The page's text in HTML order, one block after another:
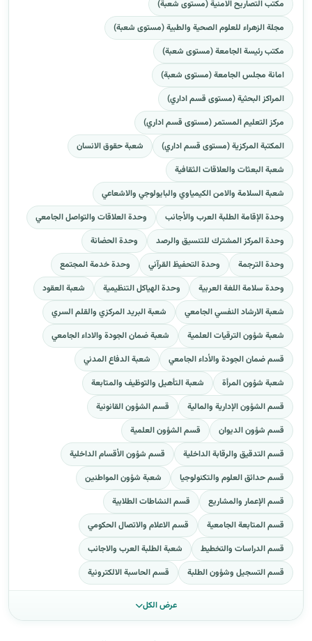
مكتب التصاريح الامنية (مستوى شعبة)
مجلة الزهراء للعلوم الصحية والطبية (مستوى شعبة)
مكتب رئيسة الجامعة (مستوى شعبة)
امانة مجلس الجامعة (مستوى شعبة)
المراكز البحثية (مستوى قسم اداري)
مركز التعليم المستمر (مستوى قسم اداري)
المكتبة المركزية (مستوى قسم اداري)
شعبة حقوق الانسان
شعبة البعثات والعلاقات الثقافية
شعبة السلامة والامن الكيمياوي والبايولوجي والاشعاعي
وحدة الإقامة الطلبة العرب والأجانب
وحدة العلاقات والتواصل الجامعي
وحدة المركز المشترك للتنسيق والرصد
وحدة الحضانة
وحدة الترجمة
وحدة التحفيظ القرآني
وحدة خدمة المجتمع
وحدة سلامة اللغة العربية
وحدة الهياكل التنظيمية
شعبة العقود
شعبة الارشاد النفسي الجامعي
شعبة البريد المركزي والقلم السري
شعبة شؤون الترقيات العلمية
شعبة ضمان الجودة والاداء الجامعي
قسم ضمان الجودة والأداء الجامعي
شعبة الدفاع المدني
شعبة شؤون المرأة
شعبة التأهيل والتوظيف والمتابعة
قسم الشؤون الإدارية والمالية
قسم الشؤون القانونية
قسم شؤون الديوان
قسم الشؤون العلمية
قسم التدقيق والرقابة الداخلية
قسم شؤون الأقسام الداخلية
قسم حدائق العلوم والتكنولوجيا
شعبة شؤون المواطنين
قسم الإعمار والمشاريع
قسم النشاطات الطلابية
قسم المتابعة الجامعية
قسم الاعلام والاتصال الحكومي
قسم الدراسات والتخطيط
شعبة الطلبة العرب والاجانب
قسم التسجيل وشؤون الطلبة
قسم الحاسبة الالكترونية
عرض الكل